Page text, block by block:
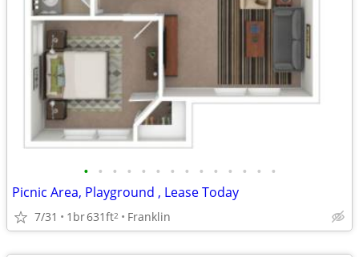
• • • • • • • • • • • • • •
Picnic Area, Playground , Lease Today
7/31 1br631ft2 Franklin